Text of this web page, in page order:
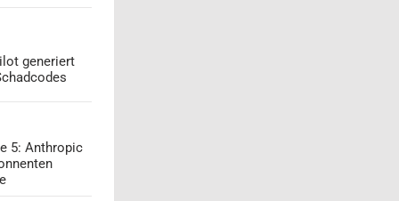
generiert
5: Anthropic